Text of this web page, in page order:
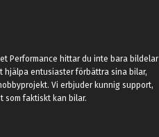
Performance hittar du inte bara bildelar
hjälpa entusiaster förbättra sina bilar,
Vi erbjuder kunnig support,
som faktiskt kan bilar.